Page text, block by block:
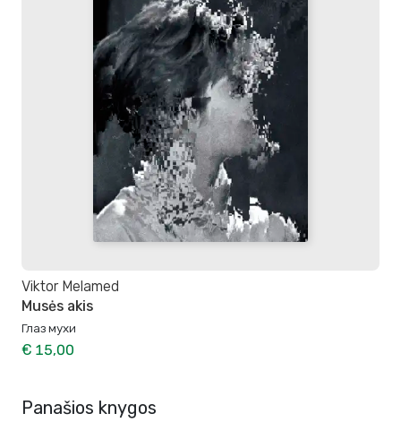
Viktor Melamed
Musės akis
Глаз мухи
€ 15,00
Panašios knygos